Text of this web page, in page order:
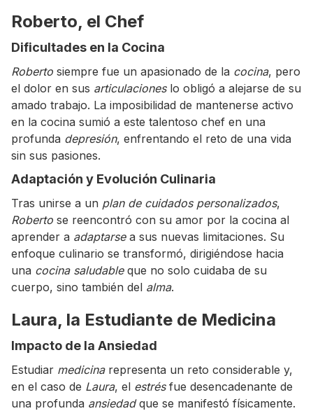
Roberto, el Chef
Dificultades en la Cocina
Roberto siempre fue un apasionado de la cocina, pero
el dolor en sus articulacioneslo obligó a alejarse de su
amado trabajo. La imposibilidad de mantenerse activo
en la cocina sumió a este talentoso chef en una
profunda depresión, enfrentando el reto de una vida
sin sus pasiones.
Adaptación y Evolución Culinaria
Tras unirse a un plan de cuidados personalizados,
Roberto se reencontró con su amor por la cocina al
aprender a adaptarsea sus nuevas limitaciones. Su
enfoque culinario se transformó, dirigiéndose hacia
una cocina saludableque no solo cuidaba de su
cuerpo, sino también del alma.
Laura, la Estudiante de Medicina
Impacto de la Ansiedad
Estudiar medicinarepresenta un reto considerable y,
en el caso de Laura, el estrésfue desencadenante de
una profunda ansiedadque se manifestó físicamente.